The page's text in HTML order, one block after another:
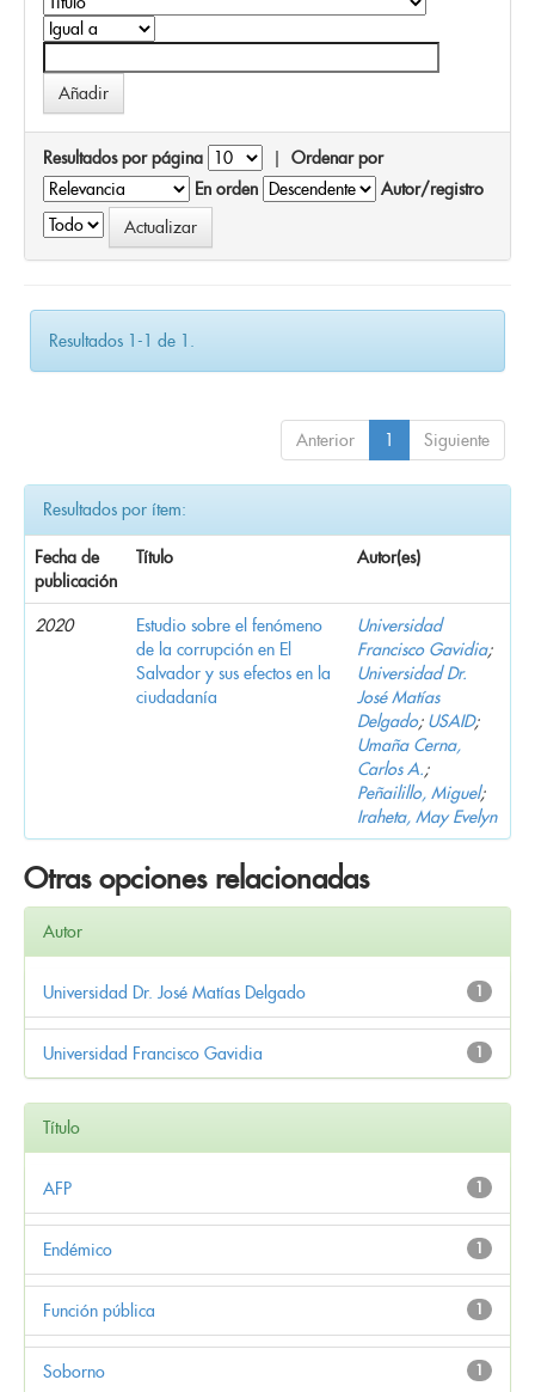
Resultados por página | Ordenar por
En orden
Autor/registro
Resultados 1-1 de 1.
Anterior 1 Siguiente
Resultados por ítem:
Fecha de
publicación
Título Autor(es)
2020
Estudio sobre el fenómeno
de la corrupción en El
Salvador y sus efectos en la
ciudadanía
Universidad
Francisco Gavidia;
Universidad Dr.
José Matías
Delgado; USAID;
Umaña Cerna,
Carlos A.;
Peñailillo, Miguel;
Iraheta, May Evelyn
Otras opciones relacionadas
Autor
1
Universidad Dr. José Matías Delgado
1
Universidad Francisco Gavidia
Título
1
AFP
1
Endémico
1
Función pública
1
Soborno